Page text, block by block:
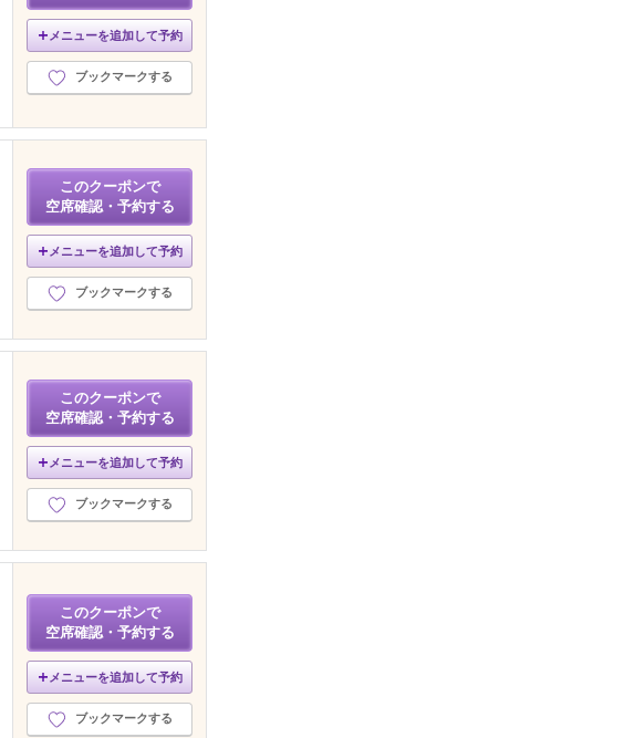
メニューを追加して予約
ブックマークする
このクーポンで
空席確認・予約する
メニューを追加して予約
ブックマークする
このクーポンで
空席確認・予約する
メニューを追加して予約
ブックマークする
このクーポンで
空席確認・予約する
メニューを追加して予約
ブックマークする